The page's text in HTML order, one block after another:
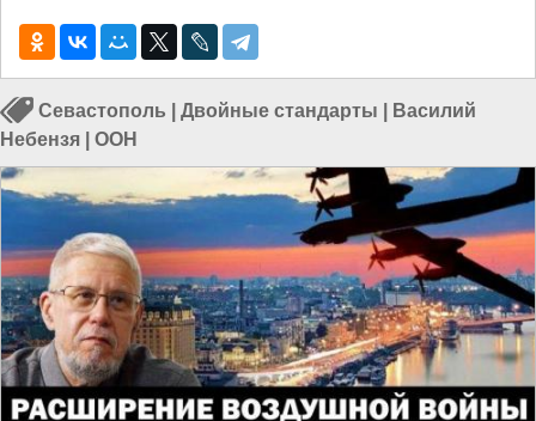
Севастополь Двойные стандарты
Василий
Небензя
ООН